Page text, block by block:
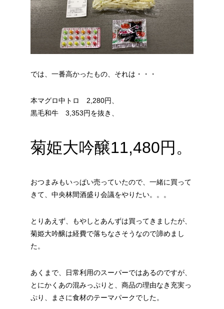
では、一番高かったもの、それは・・・
本マグロ中トロ 2,280円、
黒毛和牛 3,353円を抜き、
菊姫大吟醸11,480円。
おつまみもいっぱい売っていたので、一緒に買って
きて、中央林間酒盛り会議をやりたい。。。
とりあえず、もやしとあんずは買ってきましたが、
菊姫大吟醸は経費で落ちなさそうなので諦めまし
た。
あくまで、日常利用のスーパーではあるのですが、
とにかくあの混みっぷりと、商品の理由なき充実っ
ぷり、まさに食材のテーマパークでした。